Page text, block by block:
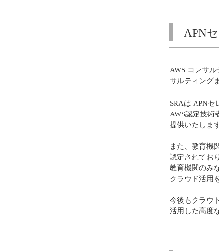
APN
AWS コンサ
サルティング
SRAは APNセ
AWS認定技術
提供いたしま
また、教育機
認定されてお
教育機関のみ
クラウド活用
今後もクラウ
活用した高度